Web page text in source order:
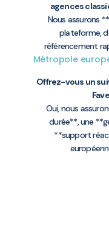
agences
Nous assurons
plateforme,
référencement
Métropole
Offrez-vous un
Oui, nous
durée**, une
**support